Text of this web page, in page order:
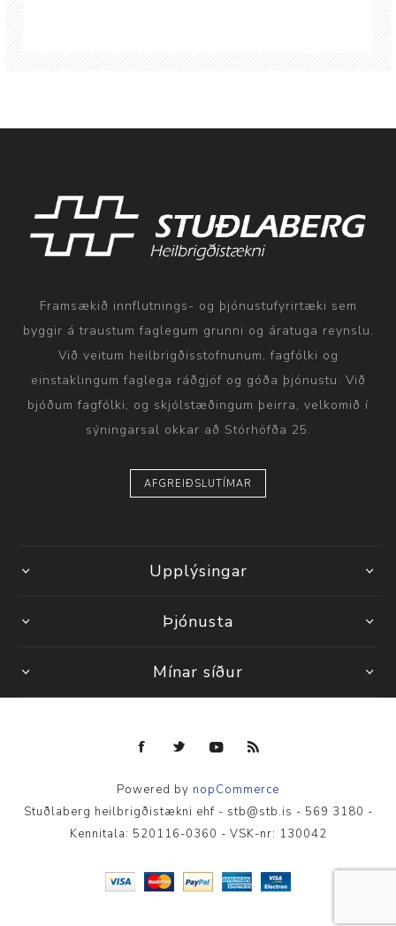
Framsækið innflutnings- og þjónustufyrirtæki sem
byggir á traustum faglegum grunni og áratuga reynslu.
Við veitum heilbrigðisstofnunum, fagfólki og
einstaklingum faglega ráðgjöf og góða þjónustu. Við
bjóðum fagfólki, og skjólstæðingum þeirra, velkomið í
sýningarsal okkar að Stórhöfða 25.
AFGREIÐSLUTÍMAR
Upplýsingar
Þjónusta
Mínar síður
Powered by nopCommerce
Stuðlaberg heilbrigðistækni ehf - stb@stb.is - 569 3180 -
Kennitala: 520116-0360 - VSK-nr: 130042